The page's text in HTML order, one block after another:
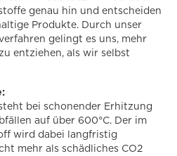
genau hin und entscheiden
Produkte. Durch unser
gelingt es uns, mehr
entziehen, als wir selbst
bei schonender Erhitzung
auf über 600°C. Der im
wird dabei langfristig
mehr als schädliches CO2